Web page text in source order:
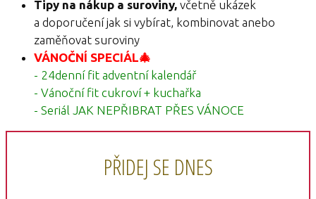
Tipy na nákup a suroviny, včetně ukázek
a doporučení jak si vybírat, kombinovat anebo
zaměňovat suroviny
VÁNOČNÍ SPECIÁL🎄
- 24denní fit adventní kalendář
- Vánoční fit cukroví + kuchařka
- Seriál JAK NEPŘIBRAT PŘES VÁNOCE
PŘIDEJ SE DNES